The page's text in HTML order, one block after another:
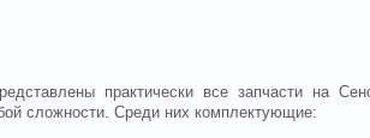
практически все запчасти на
сложности. Среди них комплектующие: